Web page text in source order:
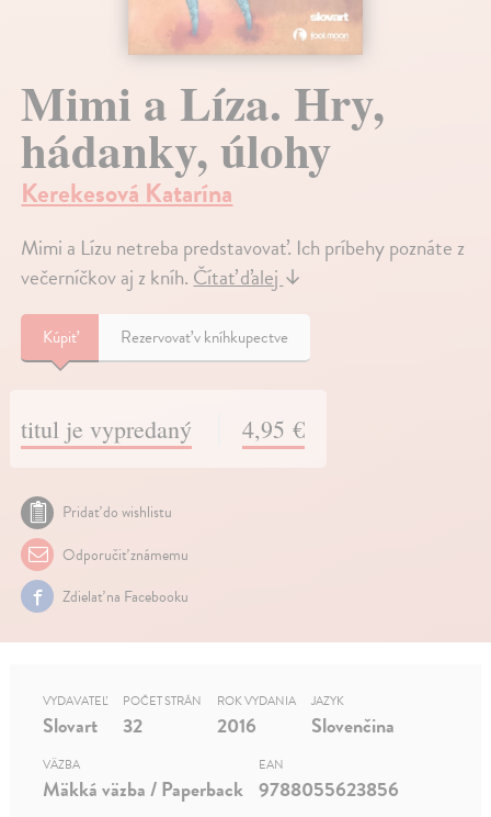
Mimi a Líza. Hry,
hádanky, úlohy
Kerekesová Katarína
Mimi a Lízu netreba predstavovať. Ich príbehy poznáte z
večerníčkov aj z kníh.Čítať ďalej↓
Kúpiť Rezervovať v kníhkupectve
titul je vypredaný 4,95 €
Pridať do wishlistu
Odporučiť známemu
Zdielať na Facebooku
VYDAVATEĽ
Slovart
POČET STRÁN
32
ROK VYDANIA
2016
JAZYK
Slovenčina
VÄZBA
Mäkká väzba / Paperback
EAN
9788055623856